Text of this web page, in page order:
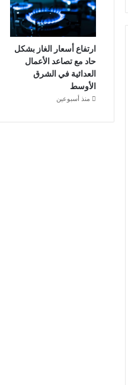
ارتفاع أسعار الغاز بشكل
حاد مع تصاعد الأعمال
العدائية في الشرق
الأوسط
منذ أسبوعين